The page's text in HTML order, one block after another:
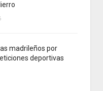
madrileños por
deportivas